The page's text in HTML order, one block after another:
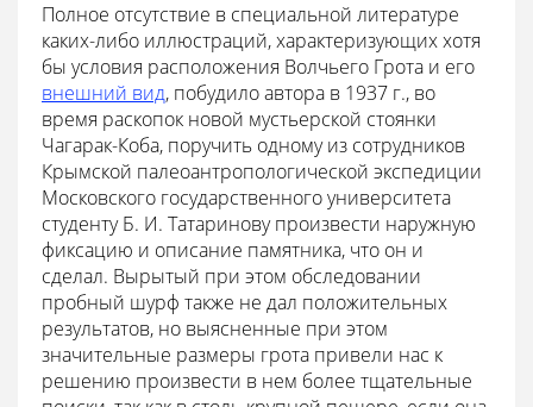
Полное отсутствие в специальной литературе
каких-либо иллюстраций, характеризующих хотя
бы условия расположения Волчьего Грота и его
внешний вид, побудило автора в 1937 г., во
время раскопок новой мустьерской стоянки
Чагарак-Коба, поручить одному из сотрудников
Крымской палеоантропологической экспедиции
Московского государственного университета
студенту Б. И. Татаринову произвести наружную
фиксацию и описание памятника, что он и
сделал. Вырытый при этом обследовании
пробный шурф также не дал положительных
результатов, но выясненные при этом
значительные размеры грота привели нас к
решению произвести в нем более тщательные